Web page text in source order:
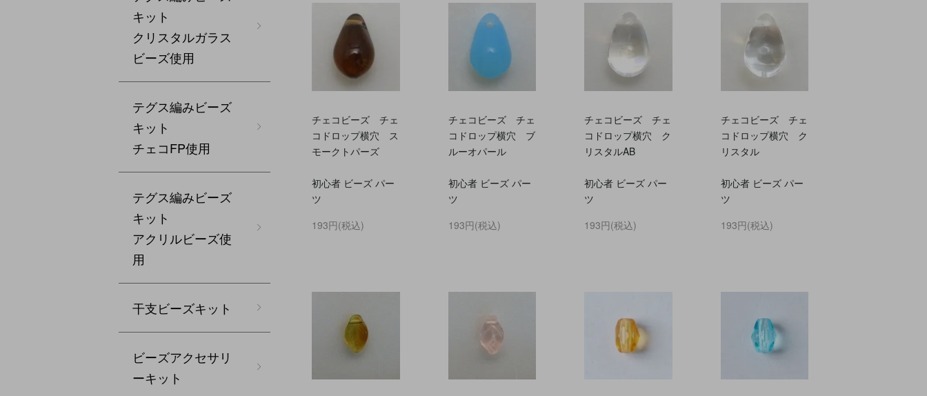
チェコビーズ チェ
コドロップ横穴 ス
モークトパーズ
初心者 ビーズ パー
ツ
193円(税込)
チェコビーズ チェ
コドロップ横穴 ブ
ルーオパール
初心者 ビーズ パー
ツ
193円(税込)
チェコビーズ チェ
コドロップ横穴 ク
リスタルAB
初心者 ビーズ パー
ツ
193円(税込)
チェコビーズ チェ
コドロップ横穴 ク
リスタル
初心者 ビーズ パー
ツ
193円(税込)
キット
クリスタルガラス
ビーズ使用
テグス編みビーズ
キット
チェコFP使用
テグス編みビーズ
キット
アクリルビーズ使
用
干支ビーズキット
ビーズアクセサリ
ーキット